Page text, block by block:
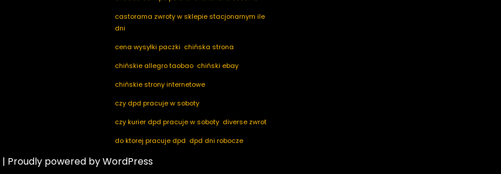
castorama zwroty w sklepie stacjonarnym ile
dni
cena wysyłki paczki chińska strona
chińskie allegro taobao chiński ebay
chińskie strony internetowe
czy dpd pracuje w soboty
czy kurier dpd pracuje w soboty diverse zwrot
do ktorej pracuje dpd dpd dni robocze
dpd mobile
| Proudly powered by WordPress